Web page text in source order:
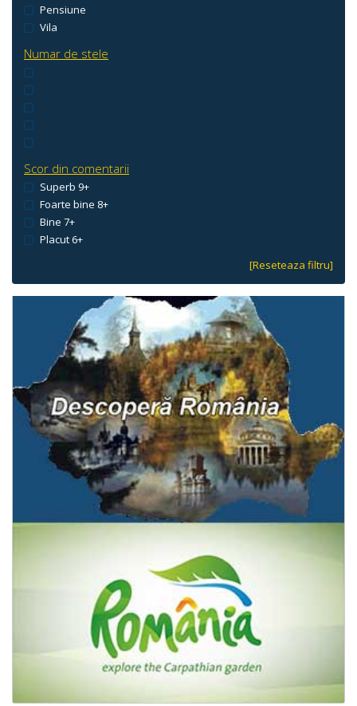
Pensiune
Vila
Numar de stele
Scor din comentarii
Superb 9+
Foarte bine 8+
Bine 7+
Placut 6+
[Reseteaza filtru]